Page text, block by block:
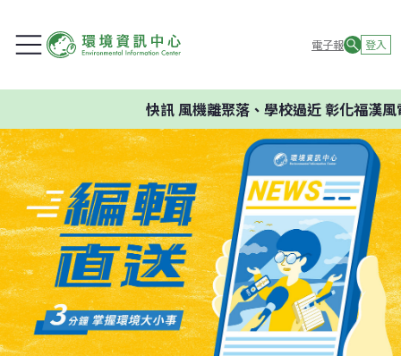
電子報 登入
快訊風機離聚落、學校過近 彰化福漢風